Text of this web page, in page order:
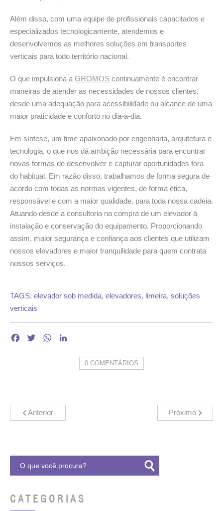
Além disso, com uma equipe de profissionais capacitados e
especializados tecnologicamente, atendemos e
desenvolvemos as melhores soluções em transportes
verticais para todo território nacional.
O que impulsiona a GROMOS continuamente é encontrar
maneiras de atender as necessidades de nossos clientes,
desde uma adequação para acessibilidade ou alcance de uma
maior praticidade e conforto no dia-a-dia.
Em síntese, um time apaixonado por engenharia, arquitetura e
tecnologia, o que nos dá ambição necessária para encontrar
novas formas de desenvolver e capturar oportunidades fora
do habitual. Em razão disso, trabalhamos de forma segura de
acordo com todas as normas vigentes, de forma ética,
responsável e com a maior qualidade, para toda nossa cadeia.
Atuando desde a consultoria na compra de um elevador à
instalação e conservação do equipamento. Proporcionando
assim, maior segurança e confiança aos clientes que utilizam
nossos elevadores e maior tranquilidade para quem contrata
nossos serviços.
TAGS: elevador sob medida, elevadores, limeira, soluções
verticais
Facebook
TwitterWhatsApp
0 COMENTÁRIOS
Anterior Próximo
CATEGORIAS